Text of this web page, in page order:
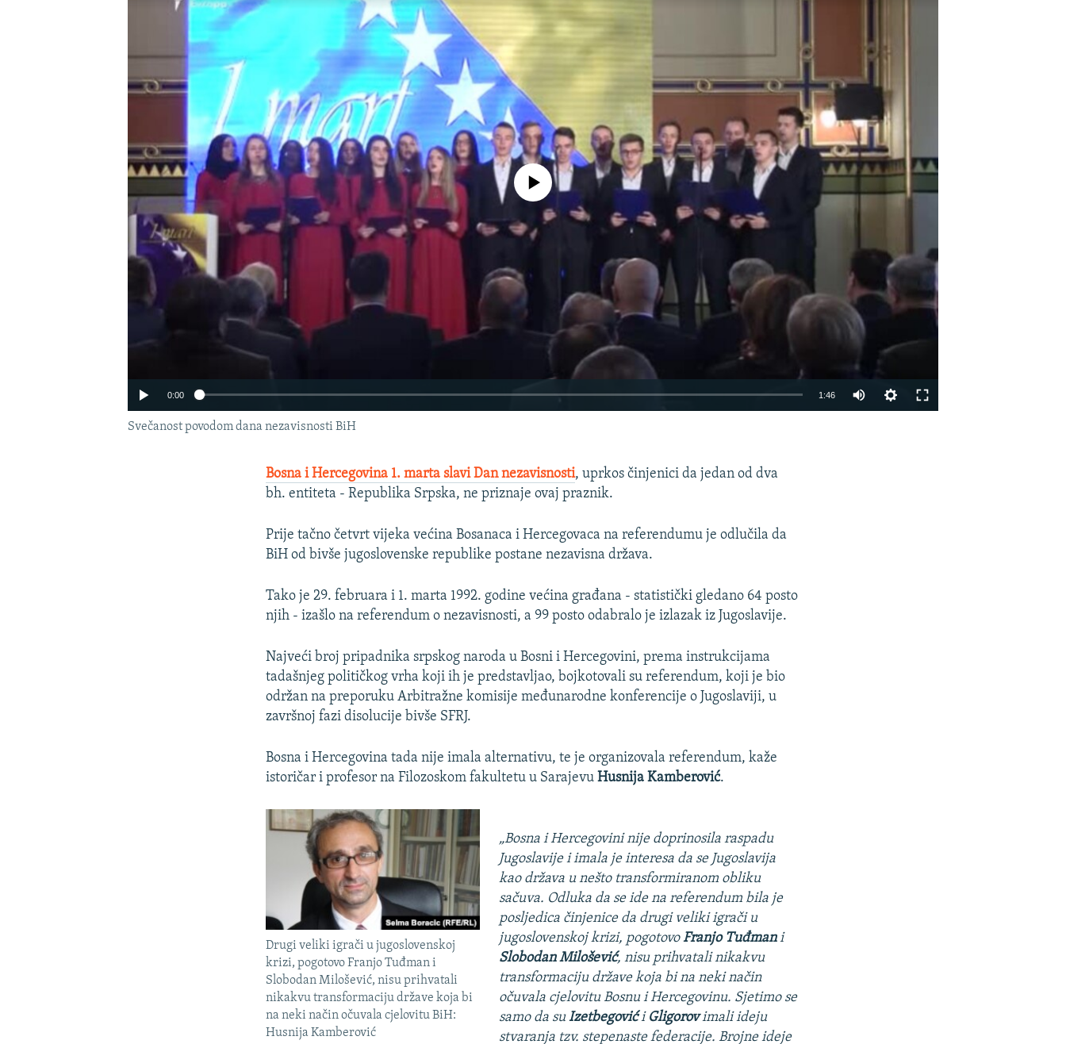
POPLAVE I KLIZIŠTA U BIH 2024.
TRI DECENIJE OD RATA U BIH
No media source currently available
0:00 1:46
Svečanost povodom dana nezavisnosti BiH
Bosna i Hercegovina 1. marta slavi Dan nezavisnosti, uprkos činjenici da jedan od dva
bh. entiteta - Republika Srpska, ne priznaje ovaj praznik.
Prije tačno četvrt vijeka većina Bosanaca i Hercegovaca na referendumu je odlučila da
BiH od bivše jugoslovenske republike postane nezavisna država.
Tako je 29. februara i 1. marta 1992. godine većina građana - statistički gledano 64 posto
njih - izašlo na referendum o nezavisnosti, a 99 posto odabralo je izlazak iz Jugoslavije.
Najveći broj pripadnika srpskog naroda u Bosni i Hercegovini, prema instrukcijama
tadašnjeg političkog vrha koji ih je predstavljao, bojkotovali su referendum, koji je bio
održan na preporuku Arbitražne komisije međunarodne konferencije o Jugoslaviji, u
završnoj fazi disolucije bivše SFRJ.
Bosna i Hercegovina tada nije imala alternativu, te je organizovala referendum, kaže
istoričar i profesor na Filozoskom fakultetu u SarajevuHusnija Kamberović.
Drugi veliki igrači u jugoslovenskoj
krizi, pogotovo Franjo Tuđman i
Slobodan Milošević, nisu prihvatali
nikakvu transformaciju države koja bi
na neki način očuvala cjelovitu BiH:
Husnija Kamberović
„Bosna i Hercegovini nije doprinosila raspadu
Jugoslavije i imala je interesa da se Jugoslavija
kao država u nešto transformiranom obliku
sačuva. Odluka da se ide na referendum bila je
posljedica činjenice da drugi veliki igrači u
jugoslovenskoj krizi, pogotovoFranjo Tuđmani
Slobodan Milošević, nisu prihvatali nikakvu
transformaciju države koja bi na neki način
očuvala cjelovitu Bosnu i Hercegovinu. Sjetimo se
samo da suIzetbegovići Gligorovimali ideju
stvaranja tzv. stepenaste federacije. Brojne ideje